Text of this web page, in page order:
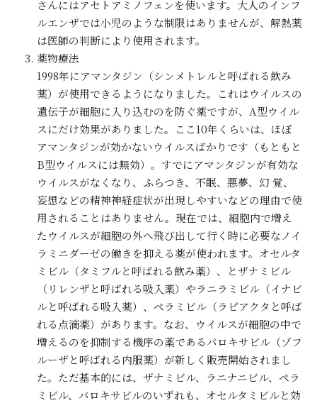
さんにはアセトアミノフェンを使います。大人のインフ
ルエンザでは小児のような制限はありませんが、解熱薬
は医師の判断により使用されます。
薬物療法
1998年にアマンタジン（シンメトレルと呼ばれる飲み
薬）が使用できるようになりました。これはウイルスの
遺伝子が細胞に入り込むのを防ぐ薬ですが、A型ウイル
スにだけ効果がありました。ここ10年くらいは、ほぼ
アマンタジンが効かないウイルスばかりです（もともと
B型ウイルスには無効）。すでにアマンタジンが有効な
ウイルスがなくなり、ふらつき、不眠、悪夢、幻 覚、
妄想などの精神神経症状が出現しやすいなどの理由で使
用されることはありません。現在では、細胞内で増え
たウイルスが細胞の外へ飛び出して行く時に必要なノイ
ラミニダーゼの働きを抑える薬が使われます。オセルタ
ミビル（タミフルと呼ばれる飲み薬）、とザナミビル
（リレンザと呼ばれる吸入薬）やラニラミビル（イナビ
ルと呼ばれる吸入薬）、ペラミビル（ラピアクタと呼ば
れる点滴薬）があります。なお、ウイルスが細胞の中で
増えるのを抑制する機序の薬であるバロキサビル（ゾフ
ルーザと呼ばれる内服薬）が新しく販売開始されまし
た。ただ基本的には、ザナミビル、ラニナニビル、ペラ
ミビル、バロキサビルのいずれも、オセルタミビルと効